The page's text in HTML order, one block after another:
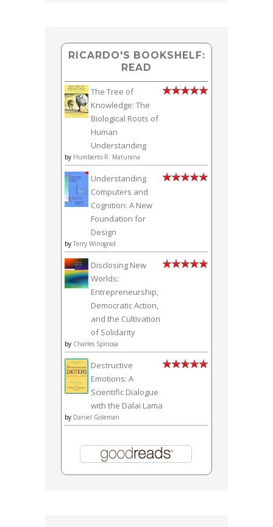
RICARDO'S BOOKSHELF:
READ
The Tree of
Knowledge: The
Biological Roots of
Human
Understanding
by Humberto R. Maturana
Understanding
Computers and
Cognition: A New
Foundation for
Design
by Terry Winograd
Disclosing New
Worlds:
Entrepreneurship,
Democratic Action,
and the Cultivation
of Solidarity
by Charles Spinosa
Destructive
Emotions: A
Scientific Dialogue
with the Dalai Lama
by Daniel Goleman